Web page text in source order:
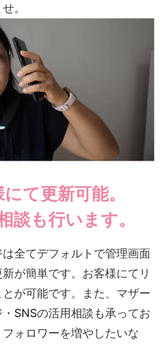
。
て更新可能。
談も行います。
全てデフォルトで管理画面
が簡単です。お客様にてリ
が可能です。また、マザー
SNSの活用相談も承ってお
ォロワーを増やしたいな